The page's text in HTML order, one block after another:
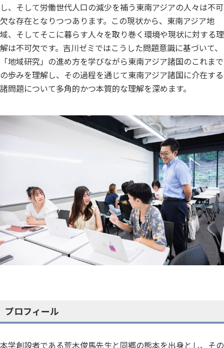
し、そして労働世代人口の減少を補う東南アジアの人々は不可
欠な存在となりつつあります。この現状から、東南アジア地
域、そしてそこに暮らす人々を取り巻く環境や現状に対する理
解は不可欠です。吉川ゼミではこうした問題意識に基づいて、
「地域研究」の進め方を学びながら東南アジア諸国のこれまで
の歩みを理解し、その過程を通じて東南アジア諸国に介在する
諸問題について多角的かつ本質的な理解を深めます。
プロフィール
本学創設者である荒木俊馬先生と同郷の熊本を出身とし、その